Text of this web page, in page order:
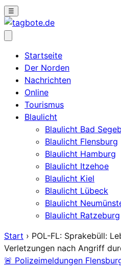
☰
Startseite
Der Norden
Nachrichten
Online
Tourismus
Blaulicht
Blaulicht Bad
Blaulicht Flensburg
Blaulicht Hamburg
Blaulicht Itzehoe
Blaulicht Kiel
Blaulicht Lübeck
Blaulicht
Blaulicht Ratzeburg
Start › POL-FL: Sprakebüll:
Verletzungen nach Angriff
🚨 Polizeimeldungen